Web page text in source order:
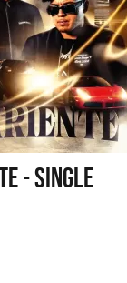
- SINGLE